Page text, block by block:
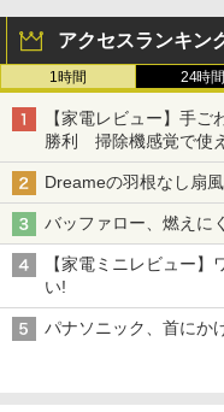
アクセスランキン
1時間 24時間
【家電レビュー】手
勝利 掃除機感覚で使
Dreameの羽根なし扇
バッファロー、燃えに
【家電ミニレビュー
い!
パナソニック、首にか